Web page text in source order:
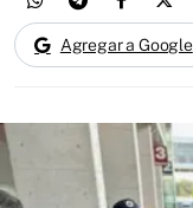
Agregar a Google